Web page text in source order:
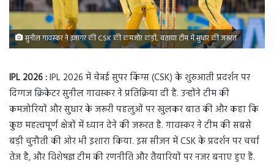
सुनील गावस्कर ने उजागर की CSK की कमजोर कड़ी, बताया टीम में सुधार की जरूरत
IPL 2026 :IPL 2026 में चेन्नई सुपर किंग्स (CSK) के शुरुआती प्रदर्शन पर
दिग्गज क्रिकेटर सुनील गावस्कर ने प्रतिक्रिया दी है. उन्होंने टीम की
कमजोरियों और सुधार के जरूरी पहलुओं पर खुलकर बात की और कहा कि
कुछ महत्वपूर्ण क्षेत्रों में ध्यान देने की जरूरत है. गावस्कर ने टीम की सबसे
बड़ी चुनौती की ओर भी इशारा किया. इस सीजन में CSK के प्रदर्शन पर चर्चा
तेज है, और विशेषज्ञ टीम की रणनीति और तैयारियों पर नजर बनाए हुए हैं.